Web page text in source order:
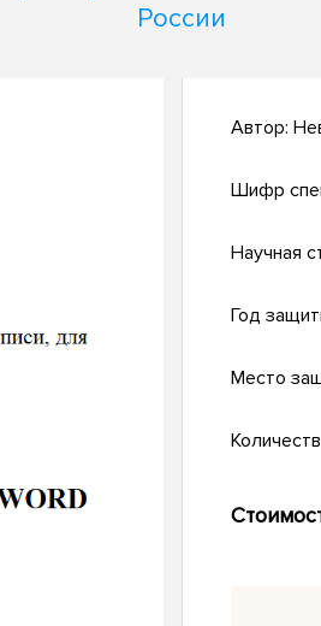
России
Автор:
Шифр
Научная
Год
Место